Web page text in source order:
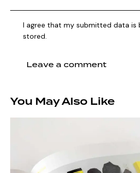
I agree that my submitted data is
stored.
You May Also Like